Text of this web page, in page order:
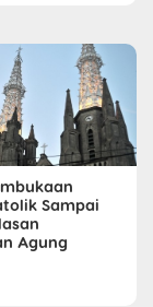
Sampai
Agung